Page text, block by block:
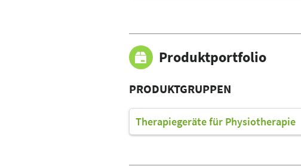
Produktportfolio
PRODUKTGRUPPEN
Therapiegeräte für Physiotherapie